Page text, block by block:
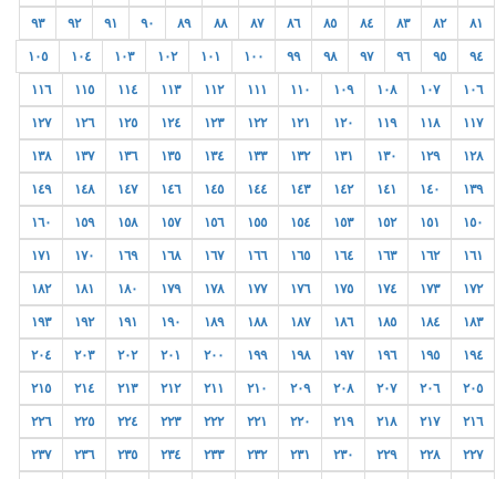
٨١ ٨٢ ٨٣ ٨٤ ٨٥ ٨٦ ٨٧ ٨٨ ٨٩ ٩٠ ٩١ ٩٢ ٩٣
٩٤ ٩٥ ٩٦ ٩٧ ٩٨ ٩٩ ١٠٠ ١٠١ ١٠٢ ١٠٣ ١٠٤ ١٠٥
١٠٦ ١٠٧ ١٠٨ ١٠٩ ١١٠ ١١١ ١١٢ ١١٣ ١١٤ ١١٥ ١١٦
١١٧ ١١٨ ١١٩ ١٢٠ ١٢١ ١٢٢ ١٢٣ ١٢٤ ١٢٥ ١٢٦ ١٢٧
١٢٨ ١٢٩ ١٣٠ ١٣١ ١٣٢ ١٣٣ ١٣٤ ١٣٥ ١٣٦ ١٣٧ ١٣٨
١٣٩ ١٤٠ ١٤١ ١٤٢ ١٤٣ ١٤٤ ١٤٥ ١٤٦ ١٤٧ ١٤٨ ١٤٩
١٥٠ ١٥١ ١٥٢ ١٥٣ ١٥٤ ١٥٥ ١٥٦ ١٥٧ ١٥٨ ١٥٩ ١٦٠
١٦١ ١٦٢ ١٦٣ ١٦٤ ١٦٥ ١٦٦ ١٦٧ ١٦٨ ١٦٩ ١٧٠ ١٧١
١٧٢ ١٧٣ ١٧٤ ١٧٥ ١٧٦ ١٧٧ ١٧٨ ١٧٩ ١٨٠ ١٨١ ١٨٢
١٨٣ ١٨٤ ١٨٥ ١٨٦ ١٨٧ ١٨٨ ١٨٩ ١٩٠ ١٩١ ١٩٢ ١٩٣
١٩٤ ١٩٥ ١٩٦ ١٩٧ ١٩٨ ١٩٩ ٢٠٠ ٢٠١ ٢٠٢ ٢٠٣ ٢٠٤
٢٠٥ ٢٠٦ ٢٠٧ ٢٠٨ ٢٠٩ ٢١٠ ٢١١ ٢١٢ ٢١٣ ٢١٤ ٢١٥
٢١٦ ٢١٧ ٢١٨ ٢١٩ ٢٢٠ ٢٢١ ٢٢٢ ٢٢٣ ٢٢٤ ٢٢٥ ٢٢٦
٢٢٧ ٢٢٨ ٢٢٩ ٢٣٠ ٢٣١ ٢٣٢ ٢٣٣ ٢٣٤ ٢٣٥ ٢٣٦ ٢٣٧